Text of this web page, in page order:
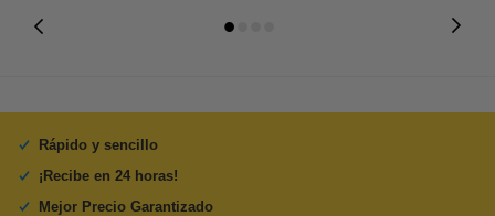
Rápido y sencillo
¡Recibe en 24 horas!
Mejor Precio Garantizado